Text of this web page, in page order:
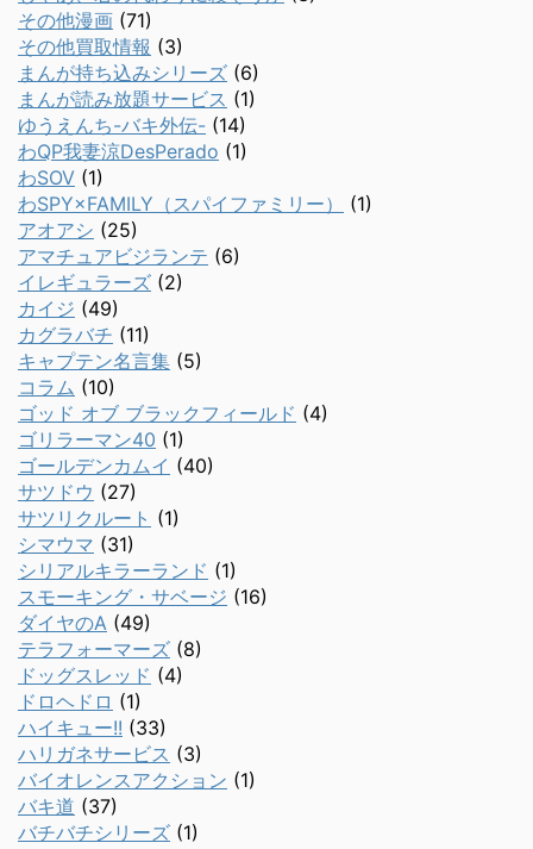
その他漫画 (71)
その他買取情報 (3)
まんが持ち込みシリーズ (6)
まんが読み放題サービス (1)
ゆうえんち-バキ外伝- (14)
わQP我妻涼DesPerado (1)
わSOV (1)
わSPY×FAMILY（スパイファミリー）
(1)
アオアシ (25)
アマチュアビジランテ (6)
イレギュラーズ (2)
カイジ (49)
カグラバチ (11)
キャプテン名言集 (5)
コラム (10)
ゴッド オブ ブラックフィールド (4)
ゴリラーマン40 (1)
ゴールデンカムイ (40)
サツドウ (27)
サツリクルート (1)
シマウマ (31)
シリアルキラーランド (1)
スモーキング・サベージ (16)
ダイヤのA (49)
テラフォーマーズ (8)
ドッグスレッド (4)
ドロヘドロ (1)
ハイキュー!! (33)
ハリガネサービス (3)
バイオレンスアクション (1)
バキ道 (37)
バチバチシリーズ (1)